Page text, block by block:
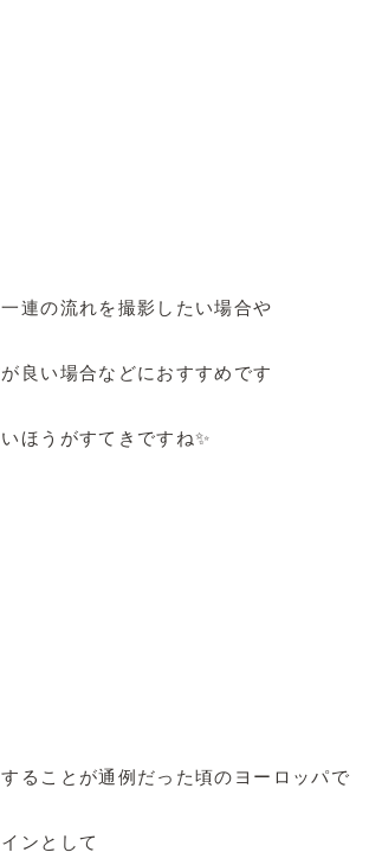
連の流れを撮影したい場合や
良い場合などにおすすめです
ほうがすてきですね✨
ることが通例だった頃のヨーロッパで
ンとして